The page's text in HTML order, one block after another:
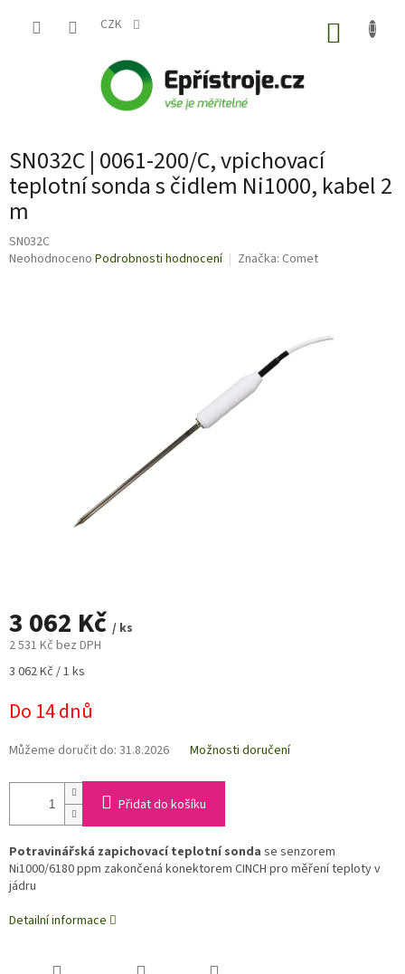
CZK
SN032C | 0061-200/C, vpichovací
teplotní sonda s čidlem Ni1000, kabel 2
m
SN032C
Průměrné
Neohodnoceno Podrobnosti hodnocení Značka: Comet
3 062 Kč / ks
2 531 Kč bez DPH
Měrná
3 062 Kč / 1 ks
Do 14 dnů
Můžeme doručit do: 31.8.2026 Možnosti doručení
Přidat do košíku
Potravinářská zapichovací teplotní sonda se senzorem
Ni1000/6180 ppm zakončená konektorem CINCH pro měření teploty v
jádru
Detailní informace